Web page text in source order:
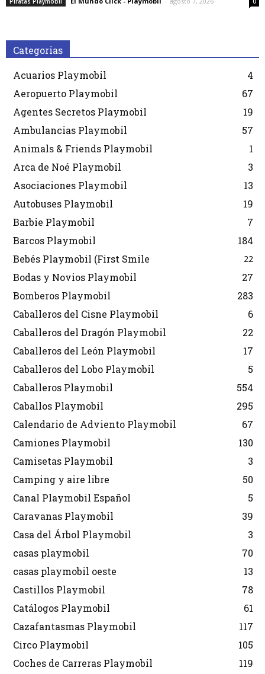
Categorias
Acuarios Playmobil
4
Aeropuerto Playmobil
67
Agentes Secretos Playmobil
19
Ambulancias Playmobil
57
Animals & Friends Playmobil
1
Arca de Noé Playmobil
3
Asociaciones Playmobil
13
Autobuses Playmobil
19
Barbie Playmobil
7
Barcos Playmobil
184
Bebés Playmobil (First Smile
22
Bodas y Novios Playmobil
27
Bomberos Playmobil
283
Caballeros del Cisne Playmobil
6
Caballeros del Dragón Playmobil
22
Caballeros del León Playmobil
17
Caballeros del Lobo Playmobil
5
Caballeros Playmobil
554
Caballos Playmobil
295
Calendario de Adviento Playmobil
67
Camiones Playmobil
130
Camisetas Playmobil
3
Camping y aire libre
50
Canal Playmobil Español
5
Caravanas Playmobil
39
Casa del Árbol Playmobil
3
casas playmobil
70
casas playmobil oeste
13
Castillos Playmobil
78
Catálogos Playmobil
61
Cazafantasmas Playmobil
117
Circo Playmobil
105
Coches de Carreras Playmobil
119